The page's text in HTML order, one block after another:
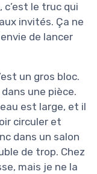
c’est le truc qui
invités. Ça ne
de lancer
un gros bloc.
une pièce.
est large, et il
circuler et
dans un salon
de trop. Chez
mais je ne la